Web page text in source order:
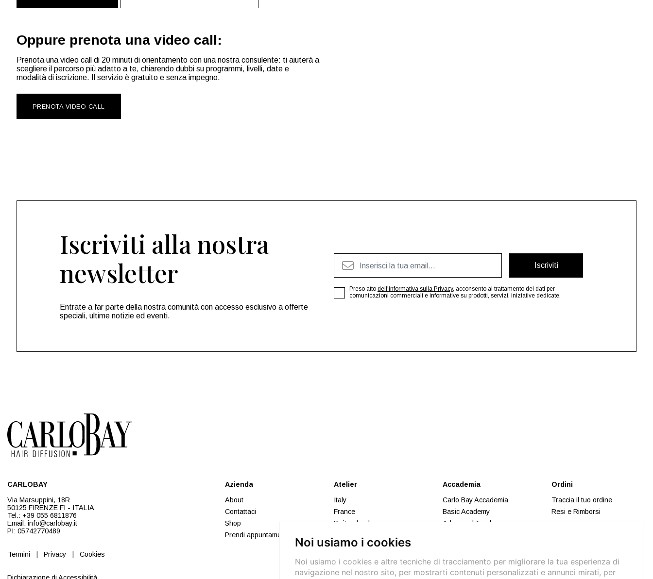
Noi usiamo i cookies
Noi usiamo i cookies e altre tecniche di tracciamento per migliorare la tua esperienza di
navigazione nel nostro sito, per mostrarti contenuti personalizzati e annunci mirati, per
Oppure prenota una video call:
Prenota una video call di 20 minuti di orientamento con una nostra consulente: ti aiuterà a
scegliere il percorso più adatto a te, chiarendo dubbi su programmi, livelli, date e
modalità di iscrizione. Il servizio è gratuito e senza impegno.
PRENOTA VIDEO CALL
Iscriviti alla nostra
newsletter
Entrate a far parte della nostra comunità con accesso esclusivo a offerte
speciali, ultime notizie ed eventi.
Iscriviti
Preso atto dell'informativa sulla Privacy, acconsento al trattamento dei dati per
comunicazioni commerciali e informative su prodotti, servizi, iniziative dedicate.
CARLOBAY
Via Marsuppini, 18R
50125 FIRENZE FI - ITALIA
Tel.: +39 055 6811876
Email: info@carlobay.it
PI: 05742770489
Termini Privacy Cookies
Azienda
About
Contattaci
Shop
Prendi appuntamento
Atelier
Italy
France
Switzerland
Lebanon
Syria
Accademia
Carlo Bay Accademia
Basic Academy
Advanced Academy
Business Academy
Calendario 2026
Ordini
Traccia il tuo ordine
Resi e Rimborsi